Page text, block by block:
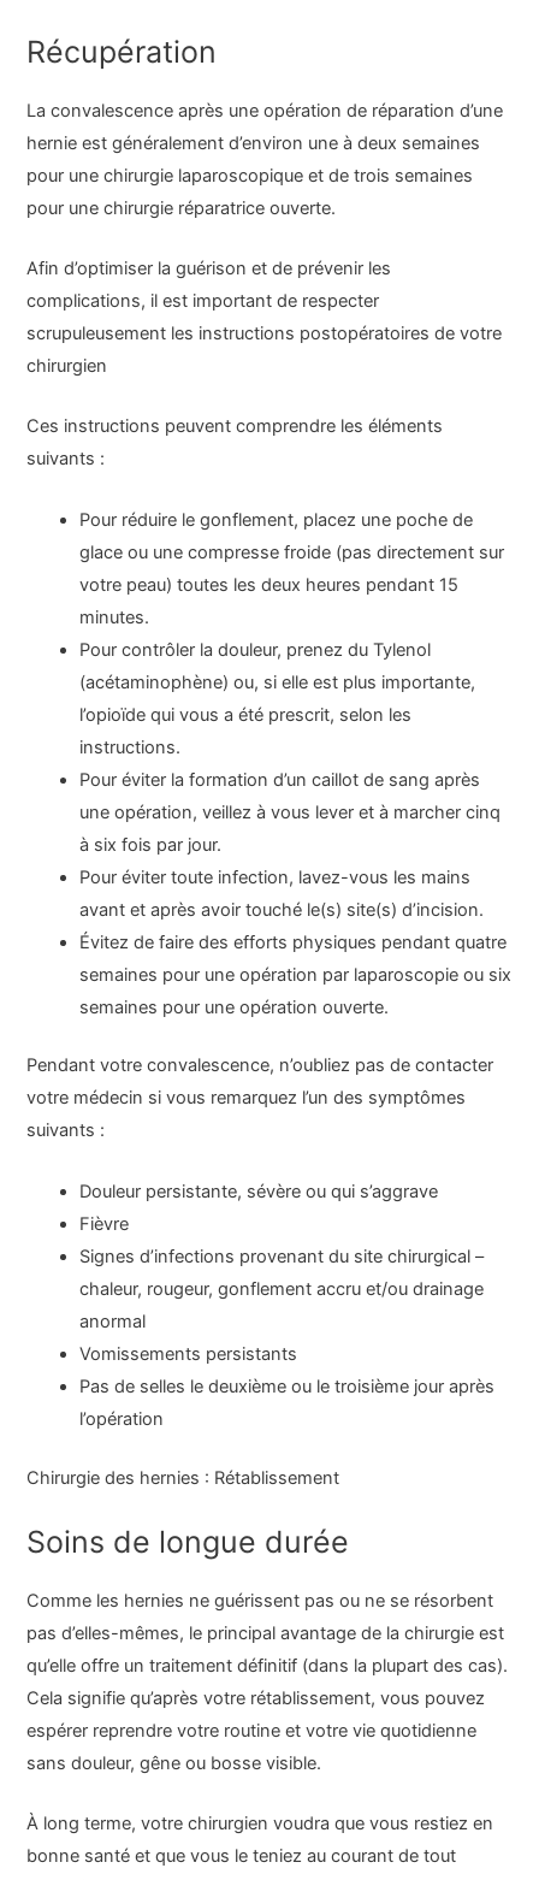
Récupération
La convalescence après une opération de réparation d’une
hernie est généralement d’environ une à deux semaines
pour une chirurgie laparoscopique et de trois semaines
pour une chirurgie réparatrice ouverte.
Afin d’optimiser la guérison et de prévenir les
complications, il est important de respecter
scrupuleusement les instructions postopératoires de votre
chirurgien
Ces instructions peuvent comprendre les éléments
suivants :
Pour réduire le gonflement, placez une poche de
glace ou une compresse froide (pas directement sur
votre peau) toutes les deux heures pendant 15
minutes.
Pour contrôler la douleur, prenez du Tylenol
(acétaminophène) ou, si elle est plus importante,
l’opioïde qui vous a été prescrit, selon les
instructions.
Pour éviter la formation d’un caillot de sang après
une opération, veillez à vous lever et à marcher cinq
à six fois par jour.
Pour éviter toute infection, lavez-vous les mains
avant et après avoir touché le(s) site(s) d’incision.
Évitez de faire des efforts physiques pendant quatre
semaines pour une opération par laparoscopie ou six
semaines pour une opération ouverte.
Pendant votre convalescence, n’oubliez pas de contacter
votre médecin si vous remarquez l’un des symptômes
suivants :
Douleur persistante, sévère ou qui s’aggrave
Fièvre
Signes d’infections provenant du site chirurgical –
chaleur, rougeur, gonflement accru et/ou drainage
anormal
Vomissements persistants
Pas de selles le deuxième ou le troisième jour après
l’opération
Chirurgie des hernies : Rétablissement
Soins de longue durée
Comme les hernies ne guérissent pas ou ne se résorbent
pas d’elles-mêmes, le principal avantage de la chirurgie est
qu’elle offre un traitement définitif (dans la plupart des cas).
Cela signifie qu’après votre rétablissement, vous pouvez
espérer reprendre votre routine et votre vie quotidienne
sans douleur, gêne ou bosse visible.
À long terme, votre chirurgien voudra que vous restiez en
bonne santé et que vous le teniez au courant de tout